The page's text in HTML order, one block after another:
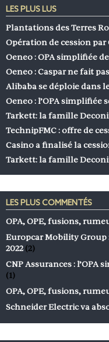
LES PLUS LUS
Plantations des Terres
Opération de cession par
Oeneo : OPA simplifiée
Oeneo : Caspar ne fait
Alibaba se déploie dans
Oeneo : l’OPA simplifiée
Tarkett: la famille
TechnipFMC : offre de
Casino a finalisé la
Tarkett: la famille
LES PLUS COMMENTÉS
OPA, OPE, fusions,
Europcar Mobility Group
2022 (2)
CNP Assurances : l’OPA
(1)
OPA, OPE, fusions,
Schneider Electric va